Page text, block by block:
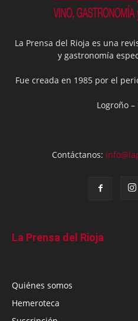
La Prensa del Rioja es una
y gastronomía
Fue creada en 1985 por el
Logroño –
Contáctanos:
La Prensa del Rioja
Quiénes somos
Hemeroteca